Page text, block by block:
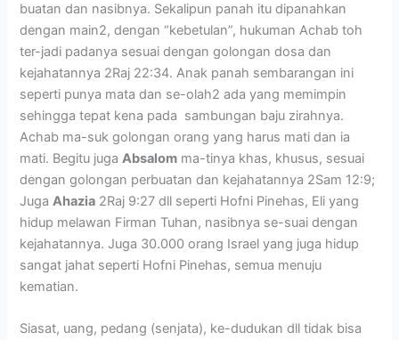
buatan dan nasibnya. Sekalipun panah itu dipanahkan
dengan main2, dengan “kebetulan”, hukuman Achab toh
ter-jadi padanya sesuai dengan golongan dosa dan
kejahatannya 2Raj 22:34. Anak panah sembarangan ini
seperti punya mata dan se-olah2 ada yang memimpin
sehingga tepat kena pada sambungan baju zirahnya.
Achab ma-suk golongan orang yang harus mati dan ia
mati. Begitu jugaAbsalom ma-tinya khas, khusus, sesuai
dengan golongan perbuatan dan kejahatannya 2Sam 12:9;
JugaAhazia 2Raj 9:27 dll seperti Hofni Pinehas, Eli yang
hidup melawan Firman Tuhan, nasibnya se-suai dengan
kejahatannya. Juga 30.000 orang Israel yang juga hidup
sangat jahat seperti Hofni Pinehas, semua menuju
kematian.
Siasat, uang, pedang (senjata), ke-dudukan dll tidak bisa